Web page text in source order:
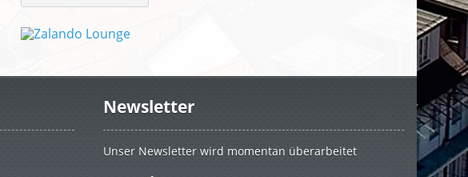
Newsletter
Unser Newsletter wird momentan überarbeitet